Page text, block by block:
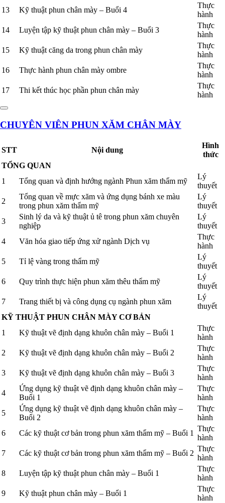
13
Kỹ thuật phun chân mày – Buổi 4
Thực
hành
14
Luyện tập kỹ thuật phun chân mày – Buổi 3
Thực
hành
15
Kỹ thuật căng da trong phun chân mày
Thực
hành
16
Thực hành phun chân mày ombre
Thực
hành
17
Thi kết thúc học phần phun chân mày
Thực
hành
CHUYÊN VIÊN PHUN XĂM CHÂN MÀY
STT Nội dung
Hình
thức
TỔNG QUAN
1
Tổng quan và định hướng ngành Phun xăm thẩm mỹ
Lý
thuyết
2
Tổng quan về mực xăm và ứng dụng bánh xe màu
trong phun xăm thẩm mỹ
Lý
thuyết
3
Sinh lý da và kỹ thuật ủ tê trong phun xăm chuyên
nghiệp
Lý
thuyết
4
Văn hóa giao tiếp ứng xử ngành Dịch vụ
Thực
hành
5
Tỉ lệ vàng trong thẩm mỹ
Lý
thuyết
6
Quy trình thực hiện phun xăm thêu thẩm mỹ
Lý
thuyết
7
Trang thiết bị và công dụng cụ ngành phun xăm
Lý
thuyết
KỸ THUẬT PHUN CHÂN MÀY CƠ BẢN
1
Kỹ thuật vẽ định dạng khuôn chân mày – Buổi 1
Thực
hành
2
Kỹ thuật vẽ định dạng khuôn chân mày – Buổi 2
Thực
hành
3
Kỹ thuật vẽ định dạng khuôn chân mày – Buổi 3
Thực
hành
4
Ứng dụng kỹ thuật vẽ định dạng khuôn chân mày –
Buổi 1
Thực
hành
5
Ứng dụng kỹ thuật vẽ định dạng khuôn chân mày –
Buổi 2
Thực
hành
6
Các kỹ thuật cơ bản trong phun xăm thẩm mỹ – Buổi 1
Thực
hành
7
Các kỹ thuật cơ bản trong phun xăm thẩm mỹ – Buổi 2
Thực
hành
8
Luyện tập kỹ thuật phun chân mày – Buổi 1
Thực
hành
9
Kỹ thuật phun chân mày – Buổi 1
Thực
hành